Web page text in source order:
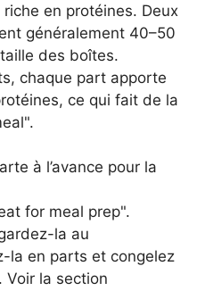
en protéines. Deux
généralement 40–50
des boîtes.
chaque part apporte
ce qui fait de la
à l’avance pour la
for meal prep".
la au
la en parts et congelez
Voir la section